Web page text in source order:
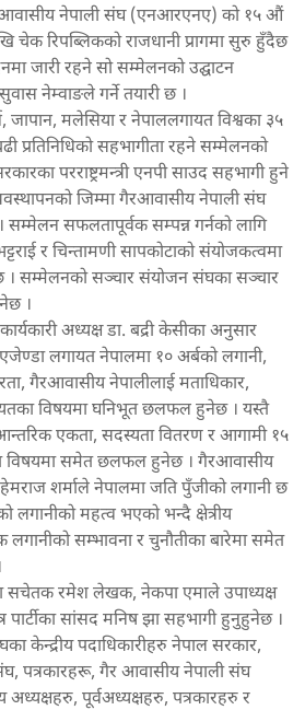
नेपाली संघ (एनआरएनए) को १५ औं
चेक रिपब्लिकको राजधानी प्रागमा सुरु हुँदैछ
जारी रहने सो सम्मेलनको उद्घाटन
नेम्वाङले गर्ने तयारी छ ।
जापान, मलेसिया र नेपाललगायत विश्वका ३५
प्रतिनिधिको सहभागीता रहने सम्मेलनको
परराष्ट्रमन्त्री एनपी साउद सहभागी हुने
जिम्मा गैरआवासीय नेपाली संघ
सफलतापूर्वक सम्पन्न गर्नको लागि
र चिन्तामणी सापकोटाको संयोजकत्वमा
। सम्मेलनको सञ्चार संयोजन संघका सञ्चार
।
अध्यक्ष डा. बद्री केसीका अनुसार
लगायत नेपालमा १० अर्बको लगानी,
गैरआवासीय नेपालीलाई मताधिकार,
विषयमा घनिभूत छलफल हुनेछ । यस्तै
एकता, सदस्यता वितरण र आगामी १५
विषयमा समेत छलफल हुनेछ । गैरआवासीय
शर्माले नेपालमा जति पुँजीको लगानी छ
लगानीको महत्व भएको भन्दै क्षेत्रीय
लगानीको सम्भावना र चुनौतीका बारेमा समेत
सचेतक रमेश लेखक, नेकपा एमाले उपाध्यक्ष
पार्टीका सांसद मनिष झा सहभागी हुनुहुनेछ ।
केन्द्रीय पदाधिकारीहरु नेपाल सरकार,
पत्रकारहरू, गैर आवासीय नेपाली संघ
अध्यक्षहरु, पूर्वअध्यक्षहरु, पत्रकारहरु र